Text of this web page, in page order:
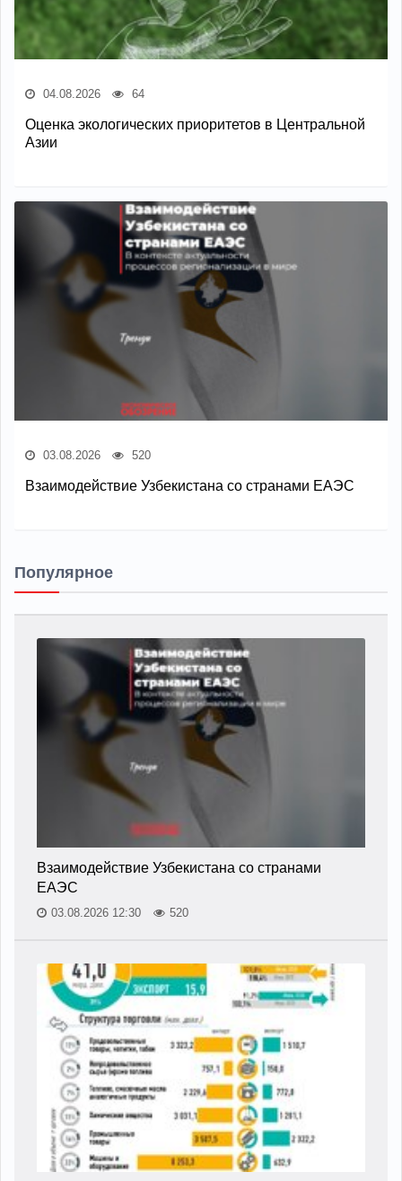
04.08.2026 64
Оценка экологических приоритетов в Центральной
Азии
03.08.2026 520
Взаимодействие Узбекистана со странами ЕАЭС
Популярное
Взаимодействие Узбекистана со странами
ЕАЭС
03.08.2026 12:30 520